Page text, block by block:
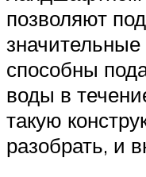
позволяют
значительные
способны
воды в
такую
разобрать, и